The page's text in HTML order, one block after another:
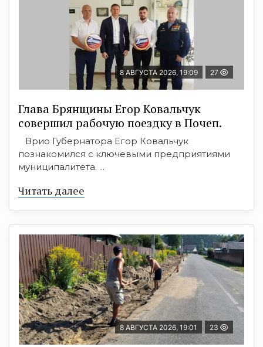
8 АВГУСТА 2026, 19:09 27
Глава Брянщины Егор Ковальчук
совершил рабочую поездку в Почеп.
Врио Губернатора Егор Ковальчук
познакомился с ключевыми предприятиями
муниципалитета. ...
Читать далее
8 АВГУСТА 2026, 19:01 23